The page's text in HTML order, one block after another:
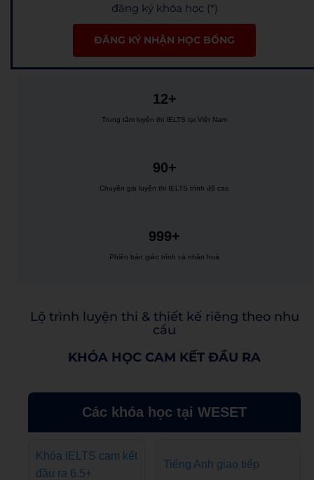
đăng ký khóa học (*)
ĐĂNG KÝ NHẬN HỌC BỔNG
12+
Trung tâm luyện thi IELTS tại Việt Nam
90+
Chuyên gia luyện thi IELTS trình độ cao
999+
Phiên bản giáo trình cá nhân hoá
Lộ trình luyện thi & thiết kế riêng theo nhu
cầu
KHÓA HỌC CAM KẾT ĐẦU RA
Các khóa học tại WESET
Khóa IELTS cam kết
đầu ra 6.5+
Tiếng Anh giao tiếp